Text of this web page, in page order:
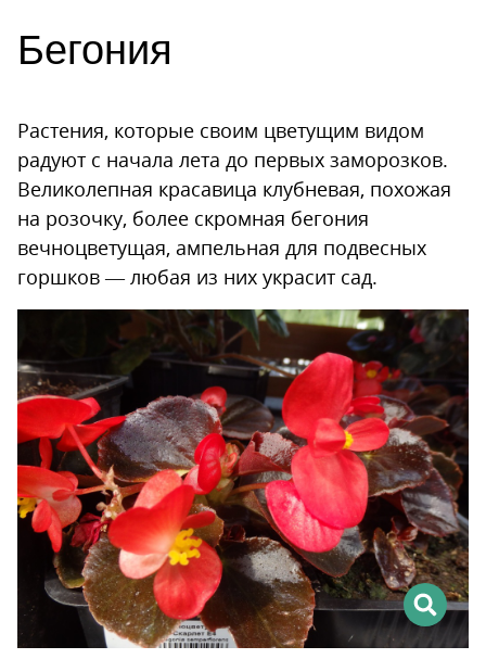
Бегония
Растения, которые своим цветущим видом
радуют с начала лета до первых заморозков.
Великолепная красавица клубневая, похожая
на розочку, более скромная бегония
вечноцветущая, ампельная для подвесных
горшков — любая из них украсит сад.